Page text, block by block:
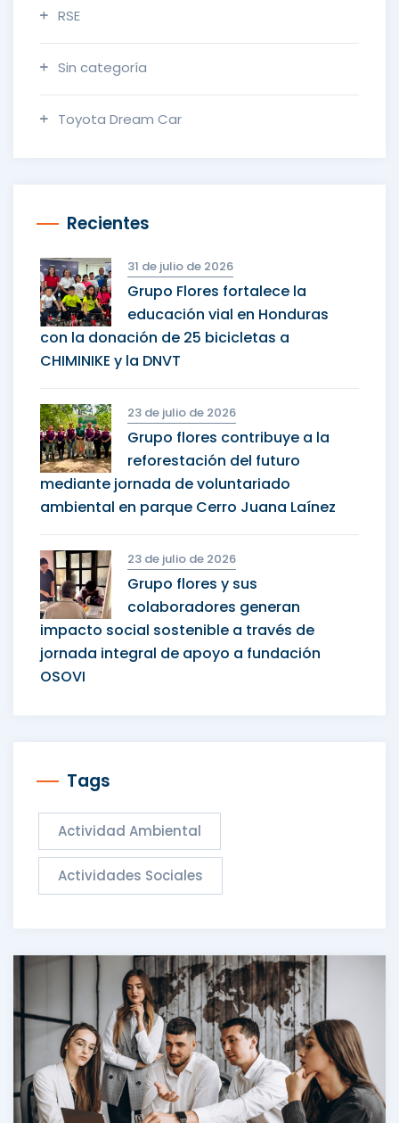
RSE
Sin categoría
Toyota Dream Car
Recientes
31 de julio de 2026
Grupo Flores fortalece la
educación vial en Honduras
con la donación de 25 bicicletas a
CHIMINIKE y la DNVT
23 de julio de 2026
Grupo flores contribuye a la
reforestación del futuro
mediante jornada de voluntariado
ambiental en parque Cerro Juana Laínez
23 de julio de 2026
Grupo flores y sus
colaboradores generan
impacto social sostenible a través de
jornada integral de apoyo a fundación
OSOVI
Tags
Actividad Ambiental
Actividades Sociales